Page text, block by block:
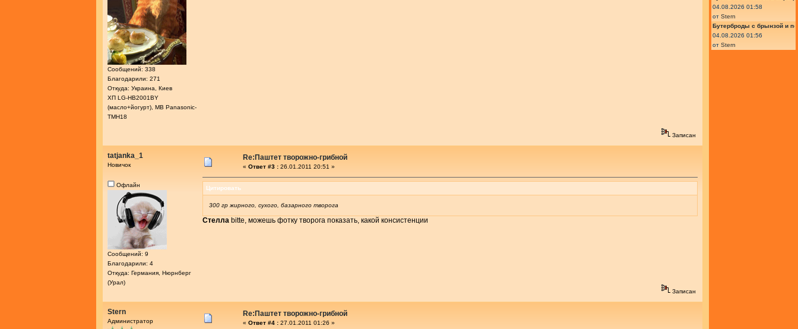
Сообщений: 338
Благодарили: 271
Откуда: Украина, Киев
ХП LG-HB2001BY
(масло+йогурт), МВ Panasonic-
ТМН18
Записан
tatjanka_1
Новичок
Офлайн
Сообщений: 9
Благодарили: 4
Откуда: Германия, Нюрнберг
(Урал)
Re:Паштет творожно-грибной
« Ответ #3 : 26.01.2011 20:51 »
Цитировать
300 гр жирного, сухого, базарного творога
Стелла bitte, можешь фотку творога показать, какой консистенции
Записан
Stern
Администратор
Re:Паштет творожно-грибной
« Ответ #4 : 27.01.2011 01:26 »
04.08.2026 01:58
от Stern
Бутерброды с брынзой и
04.08.2026 01:56
от Stern